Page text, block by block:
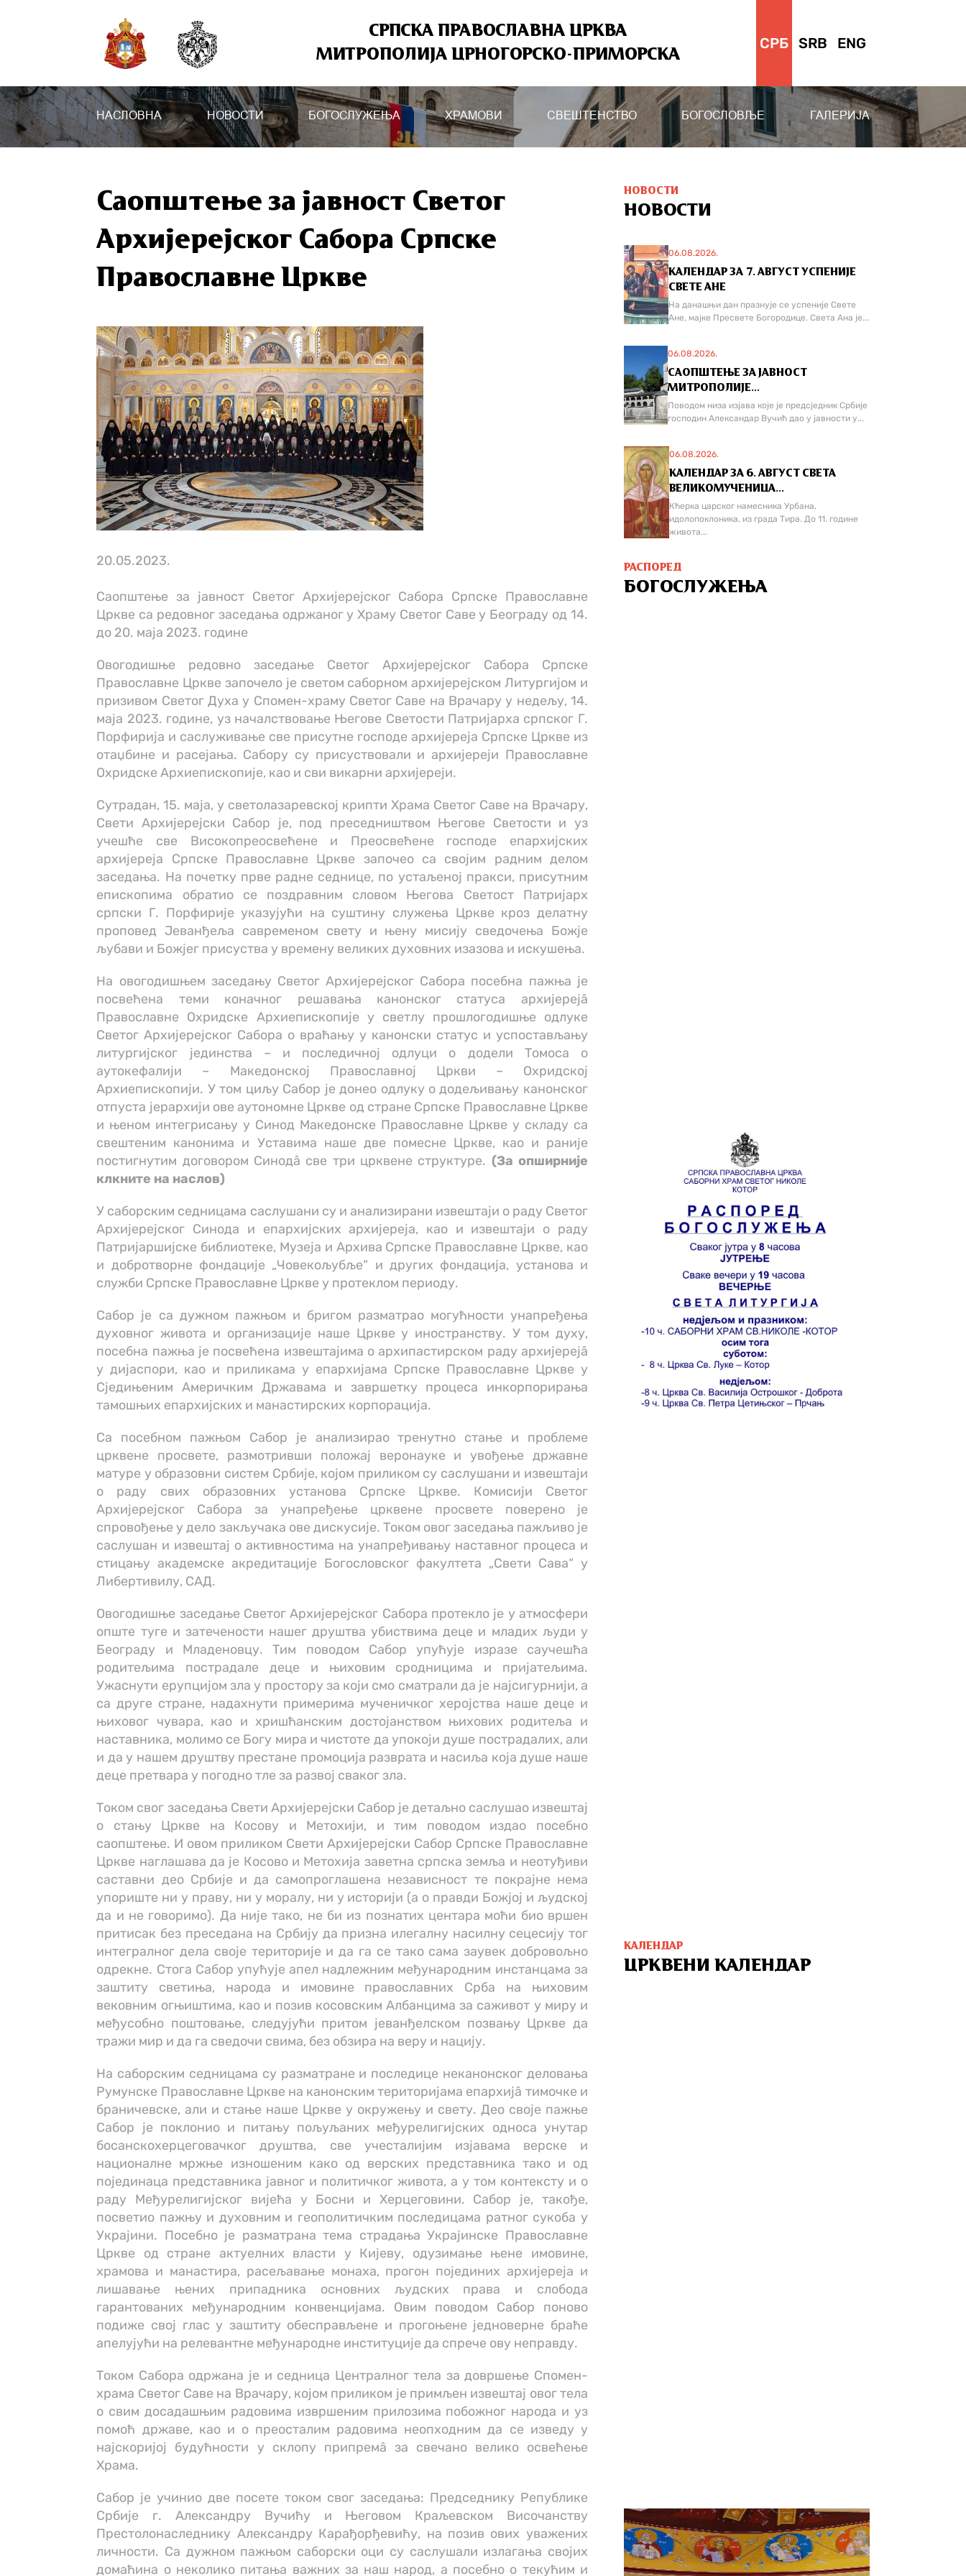
СРПСКА ПРАВОСЛАВНА ЦРКВА
МИТРОПОЛИЈА ЦРНОГОРСКО-ПРИМОРСКА
СРБ SRB ENG
НАСЛОВНА НОВОСТИ БОГОСЛУЖЕЊА ХРАМОВИ СВЕШТЕНСТВО БОГОСЛОВЉЕ ГАЛЕРИЈА
Саопштење за јавност Светог
Архијерејског Сабора Српске
Православне Цркве
20.05.2023.
Саопштење за јавност Светог Архијерејског Сабора Српске Православне
Цркве са редовног заседања одржаног у Храму Светог Саве у Београду од 14.
до 20. маја 2023. године
Овогодишње редовно заседање Светог Архијерејског Сабора Српске
Православне Цркве започело је светом саборном архијерејском Литургијом и
призивом Светог Духа у Спомен-храму Светог Саве на Врачару у недељу, 14.
маја 2023. године, уз началствовање Његове Светости Патријарха српског Г.
Порфирија и саслуживање све присутне господе архијереја Српске Цркве из
отаџбине и расејања. Сабору су присуствовали и архијереји Православне
Охридске Архиепископије, као и сви викарни архијереји.
Сутрадан, 15. маја, у светолазаревској крипти Храма Светог Саве на Врачару,
Свети Архијерејски Сабор је, под преседништвом Његове Светости и уз
учешће све Високопреосвећене и Преосвећене господе епархијских
архијереја Српске Православне Цркве започео са својим радним делом
заседања. На почетку прве радне седнице, по устаљеној пракси, присутним
епископима обратио се поздравним словом Његова Светост Патријарх
српски Г. Порфирије указујући на суштину служења Цркве кроз делатну
проповед Јеванђеља савременом свету и њену мисију сведочења Божје
љубави и Божјег присуства у времену великих духовних изазова и искушења.
На овогодишњем заседању Светог Архијерејског Сабора посебна пажња је
посвећена теми коначног решавања канонског статуса архијерејâ
Православне Охридске Архиепископије у светлу прошлогодишње одлуке
Светог Архијерејског Сабора о враћању у канонски статус и успостављању
литургијског јединства – и последичној одлуци о додели Томоса о
аутокефалији – Македонској Православној Цркви – Охридској
Архиепископији. У том циљу Сабор је донео одлуку о додељивању канонског
отпуста јерархији ове аутономне Цркве од стране Српске Православне Цркве
и њеном интегрисању у Синод Македонске Православне Цркве у складу са
свештеним канонима и Уставима наше две помесне Цркве, као и раније
постигнутим договором Синодâ све три црквене структуре. (За опширније
клкните на наслов)
У саборским седницама саслушани су и анализирани извештаји о раду Светог
Архијерејског Синода и епархијских архијереја, као и извештаји о раду
Патријаршијске библиотеке, Музеја и Архива Српске Православне Цркве, као
и добротворне фондације „Човекољубље“ и других фондација, установа и
служби Српске Православне Цркве у протеклом периоду.
Сабор је са дужном пажњом и бригом разматрао могућности унапређења
духовног живота и организације наше Цркве у иностранству. У том духу,
посебна пажња је посвећена извештајима о архипастирском раду архијерејâ
у дијаспори, као и приликама у епархијама Српске Православне Цркве у
Сједињеним Америчким Државама и завршетку процеса инкорпорирања
тамошњих епархијских и манастирских корпорација.
Са посебном пажњом Сабор је анализирао тренутно стање и проблеме
црквене просвете, размотривши положај веронауке и увођење државне
матуре у образовни систем Србије, којом приликом су саслушани и извештаји
о раду свих образовних установа Српске Цркве. Комисији Светог
Архијерејског Сабора за унапређење црквене просвете поверено је
спровођење у дело закључака ове дискусије. Током овог заседања пажљиво је
саслушан и извештај о активностима на унапређивању наставног процеса и
стицању академске акредитације Богословског факултета „Свети Сава“ у
Либертивилу, САД.
Овогодишње заседање Светог Архијерејског Сабора протекло је у атмосфери
опште туге и затечености нашег друштва убиствима деце и младих људи у
Београду и Младеновцу. Тим поводом Сабор упућује изразе саучешћа
родитељима пострадале деце и њиховим сродницима и пријатељима.
Ужаснути ерупцијом зла у простору за који смо сматрали да је најсигурнији, а
са друге стране, надахнути примерима мученичког херојства наше деце и
њиховог чувара, као и хришћанским достојанством њихових родитеља и
наставника, молимо се Богу мира и чистоте да упокоји душе пострадалих, али
и да у нашем друштву престане промоција разврата и насиља која душе наше
деце претвара у погодно тле за развој сваког зла.
Током свог заседања Свети Архијерејски Сабор је детаљно саслушао извештај
о стању Цркве на Косову и Метохији, и тим поводом издао посебно
саопштење. И овом приликом Свети Архијерејски Сабор Српске Православне
Цркве наглашава да је Косово и Метохија заветна српска земља и неотуђиви
саставни део Србије и да самопроглашена независност те покрајне нема
упориште ни у праву, ни у моралу, ни у историји (а о правди Божјој и људској
да и не говоримо). Да није тако, не би из познатих центара моћи био вршен
притисак без преседана на Србију да призна илегалну насилну сецесију тог
интегралног дела своје територије и да га се тако сама заувек добровољно
одрекне. Стога Сабор упућује апел надлежним међународним инстанцама за
заштиту светиња, народа и имовине православних Срба на њиховим
вековним огњиштима, као и позив косовским Албанцима за саживот у миру и
међусобно поштовање, следујући притом јеванђелском позвању Цркве да
тражи мир и да га сведочи свима, без обзира на веру и нацију.
На саборским седницама су разматране и последице неканонског деловања
Румунске Православне Цркве на канонским територијама епархијâ тимочке и
браничевске, али и стање наше Цркве у окружењу и свету. Део своје пажње
Сабор је поклонио и питању пољуљаних међурелигијских односа унутар
босанскохерцеговачког друштва, све учесталијим изјавама верске и
националне мржње изношеним како од верских представника тако и од
појединаца представника јавног и политичког живота, а у том контексту и о
раду Међурелигијског вијећа у Босни и Херцеговини. Сабор је, такође,
посветио пажњу и духовним и геополитичким последицама ратног сукоба у
Украјини. Посебно је разматрана тема страдања Украјинске Православне
Цркве од стране актуелних власти у Кијеву, одузимање њене имовине,
храмова и манастира, расељавање монаха, прогон појединих архијереја и
лишавање њених припадника основних људских права и слобода
гарантованих међународним конвенцијама. Овим поводом Сабор поново
подиже свој глас у заштиту обесправљене и прогоњене једноверне браће
апелујући на релевантне међународне институције да спрече ову неправду.
Током Сабора одржана је и седница Централног тела за довршење Спомен-
храма Светог Саве на Врачару, којом приликом је примљен извештај овог тела
о свим досадашњим радовима извршеним прилозима побожног народа и уз
помоћ државе, као и о преосталим радовима неопходним да се изведу у
најскоријој будућности у склопу припремâ за свечано велико освећење
Храма.
Сабор је учинио две посете током свог заседања: Председнику Републике
Србије г. Александру Вучићу и Његовом Краљевском Височанству
Престолонаследнику Александру Карађорђевићу, на позив ових уважених
личности. Са дужном пажњом саборски оци су саслушали излагања својих
домаћина о неколико питања важних за наш народ, а посебно о текућим и
НОВОСТИ
НОВОСТИ
06.08.2026.
КАЛЕНДАР ЗА 7. АВГУСТ УСПЕНИЈЕ
СВЕТЕ АНЕ
На данашњи дан празнује се успеније Свете
Ане, мајке Пресвете Богородице. Света Ана је...
06.08.2026.
САОПШТЕЊЕ ЗА ЈАВНОСТ
МИТРОПОЛИЈЕ...
Поводом низа изјава које је предсједник Србије
господин Александар Вучић дао у јавности у...
06.08.2026.
КАЛЕНДАР ЗА 6. АВГУСТ СВЕТА
ВЕЛИКОМУЧЕНИЦА...
Кћерка царског намесника Урбана,
идолопоклоника, из града Тира. До 11. године
живота...
РАСПОРЕД
БОГОСЛУЖЕЊА
КАЛЕНДАР
ЦРКВЕНИ КАЛЕНДАР